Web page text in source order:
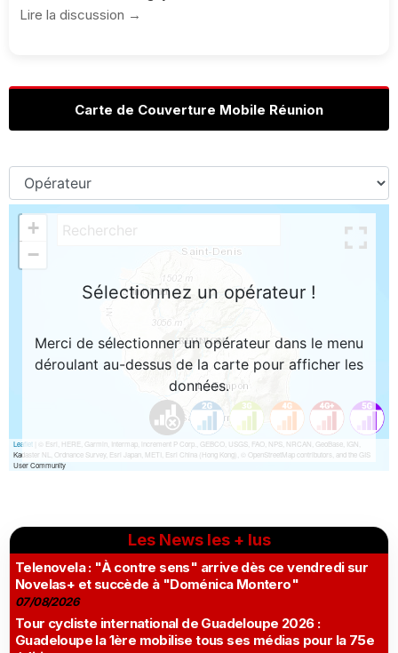
Lire la discussion →
Carte de Couverture Mobile Réunion
Les News les + lus
Telenovela : "À contre sens" arrive dès ce vendredi sur
Novelas+ et succède à "Doménica Montero"
07/08/2026
Tour cycliste international de Guadeloupe 2026 :
Guadeloupe la 1ère mobilise tous ses médias pour la 75e